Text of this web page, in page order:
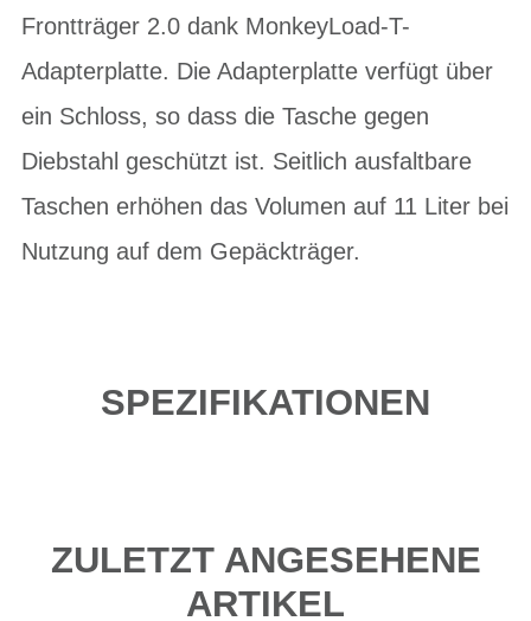
Frontträger 2.0 dank MonkeyLoad-T-
Adapterplatte. Die Adapterplatte verfügt über
ein Schloss, so dass die Tasche gegen
Diebstahl geschützt ist. Seitlich ausfaltbare
Taschen erhöhen das Volumen auf 11 Liter bei
Nutzung auf dem Gepäckträger.
SPEZIFIKATIONEN
ZULETZT ANGESEHENE
ARTIKEL